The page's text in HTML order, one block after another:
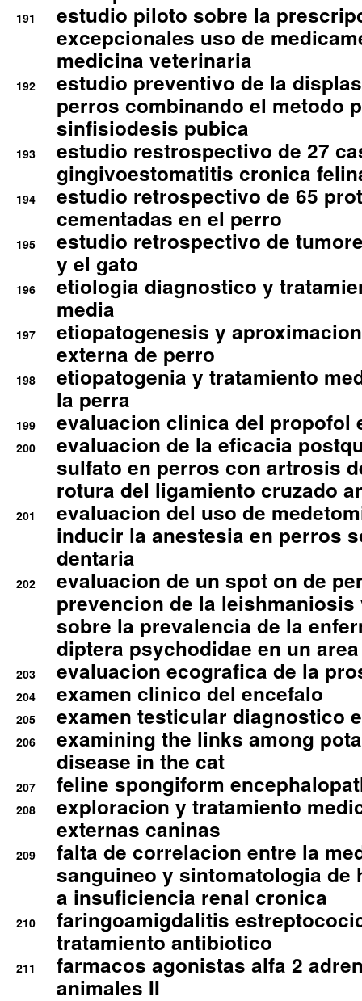
191
estudio piloto sobre la
excepcionales uso de
medicina veterinaria
192
estudio preventivo de la
perros combinando el metodo
sinfisiodesis pubica
193
estudio restrospectivo de 27
gingivoestomatitis cronica
194
estudio retrospectivo de 65
cementadas en el perro
195
estudio retrospectivo de
y el gato
196
etiologia diagnostico y
media
197
etiopatogenesis y
externa de perro
198
etiopatogenia y tratamiento
la perra
199 evaluacion clinica del propofol
200
evaluacion de la eficacia
sulfato en perros con artrosis
rotura del ligamiento cruzado
201
evaluacion del uso de
inducir la anestesia en perros
dentaria
202
evaluacion de un spot on de
prevencion de la
sobre la prevalencia de la
diptera psychodidae en un
203 evaluacion ecografica de la
204 examen clinico del encefalo
205 examen testicular diagnostico
206
examining the links among
disease in the cat
207 feline spongiform
208
exploracion y tratamiento
externas caninas
209
falta de correlacion entre la
sanguineo y sintomatologia de
a insuficiencia renal cronica
210
faringoamigdalitis
tratamiento antibiotico
211
farmacos agonistas alfa 2
animales II